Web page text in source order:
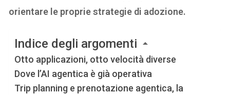
orientare le proprie strategie di adozione.
Indice degli argomenti
Otto applicazioni, otto velocità diverse
Dove l’AI agentica è già operativa
Trip planning e prenotazione agentica, la